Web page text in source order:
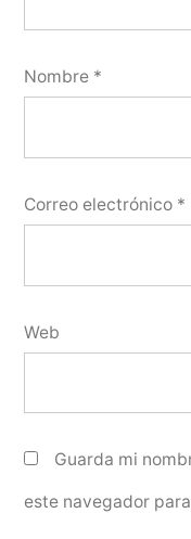
Nombre *
Correo electrónico *
Web
Guarda mi
este navegador